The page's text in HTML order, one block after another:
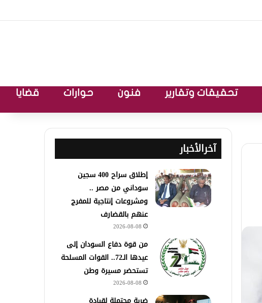
تحقيقات وتقارير فنون حوارات قضايا
آخرالأخبار
إطلاق سراح 400 سجين
سوداني من مصر ..
ومشروعات إنتاجية للمفرج
عنهم بالقضارف
2026-08-08
من قوة دفاع السودان إلى
عيدها الـ72.. القوات المسلحة
تستحضر مسيرة وطن
2026-08-08